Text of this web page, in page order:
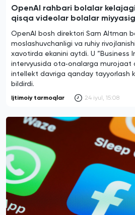
OpenAI rahbari bolalar
qisqa videolar bolalar
OpenAI bosh direktori Sam Altman
moslashuvchanligi va ruhiy
xavotirda ekanini aytdi. U “Business
intervyusida ota‑onalarga murojaat
intellekt davriga qanday tayyorlash
bildirdi.
Ijtimoiy tarmoqlar 24 iyul, 15:08